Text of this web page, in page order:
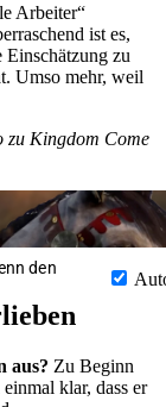
Arbeiter“
ist es,
Einschätzung zu
Umso mehr, weil
zu Kingdom Come
den
aus? Zu Beginn
klar, dass er